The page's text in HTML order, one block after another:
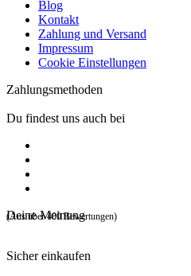
Blog
Kontakt
Zahlung und Versand
Impressum
Cookie Einstellungen
Zahlungsmethoden
Du findest uns auch bei
Deine Meinung
(Aus über 400 Bewertungen)
Sicher einkaufen